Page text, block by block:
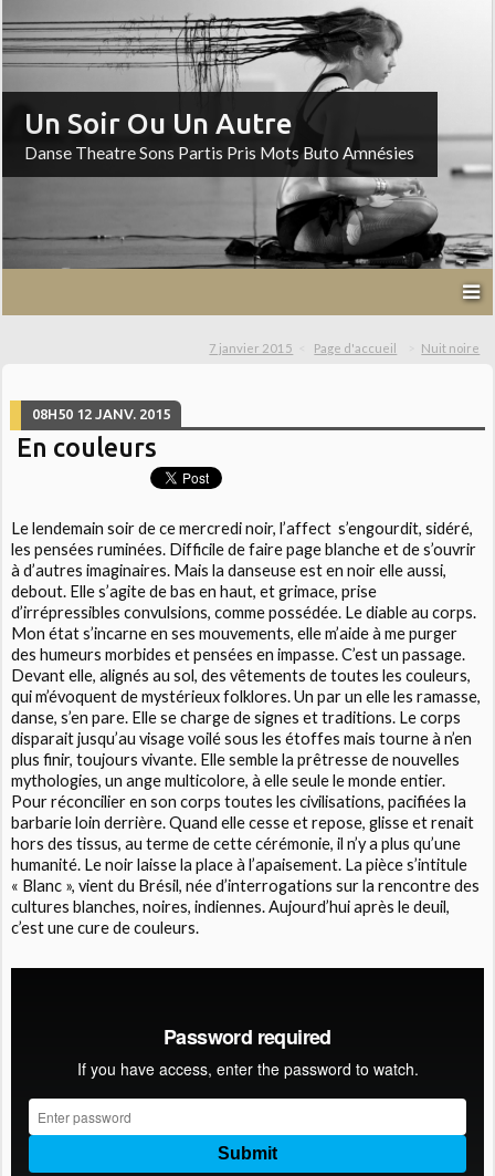
Un Soir Ou Un Autre
Danse Theatre Sons Partis Pris Mots Buto Amnésies
7 janvier 2015 Page d'accueil Nuit noire
08H50 12 JANV. 2015
En couleurs
Le lendemain soir de ce mercredi noir, l’affect s’engourdit, sidéré,
les pensées ruminées. Difficile de faire page blanche et de s’ouvrir
à d’autres imaginaires. Mais la danseuse est en noir elle aussi,
debout. Elle s’agite de bas en haut, et grimace, prise
d’irrépressibles convulsions, comme possédée. Le diable au corps.
Mon état s’incarne en ses mouvements, elle m’aide à me purger
des humeurs morbides et pensées en impasse. C’est un passage.
Devant elle, alignés au sol, des vêtements de toutes les couleurs,
qui m’évoquent de mystérieux folklores. Un par un elle les ramasse,
danse, s’en pare. Elle se charge de signes et traditions. Le corps
disparait jusqu’au visage voilé sous les étoffes mais tourne à n’en
plus finir, toujours vivante. Elle semble la prêtresse de nouvelles
mythologies, un ange multicolore, à elle seule le monde entier.
Pour réconcilier en son corps toutes les civilisations, pacifiées la
barbarie loin derrière. Quand elle cesse et repose, glisse et renait
hors des tissus, au terme de cette cérémonie, il n’y a plus qu’une
humanité. Le noir laisse la place à l’apaisement. La pièce s’intitule
« Blanc », vient du Brésil, née d’interrogations sur la rencontre des
cultures blanches, noires, indiennes. Aujourd’hui après le deuil,
c’est une cure de couleurs.